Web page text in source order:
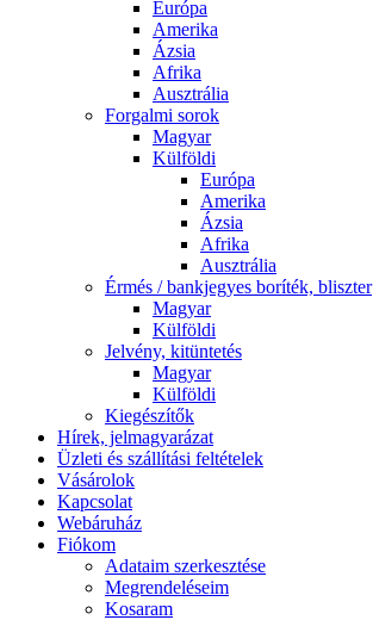
Európa
Amerika
Ázsia
Afrika
Ausztrália
Forgalmi sorok
Magyar
Külföldi
Európa
Amerika
Ázsia
Afrika
Ausztrália
Érmés / bankjegyes boríték, bliszter
Magyar
Külföldi
Jelvény, kitüntetés
Magyar
Külföldi
Kiegészítők
Hírek, jelmagyarázat
Üzleti és szállítási feltételek
Vásárolok
Kapcsolat
Webáruház
Fiókom
Adataim szerkesztése
Megrendeléseim
Kosaram